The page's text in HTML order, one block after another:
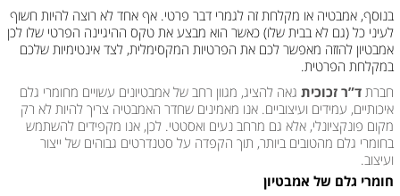
בנוסף, אמבטיה או מקלחת זה לגמרי דבר פרטי. אף אחד לא רוצה להיות חשוף
לעיני כל (גם לא בבית שלו) כאשר הוא מבצע את טקס ההיגיינה הפרטי שלו לכן
אמבטיון להזזה מאפשר לכם את הפרטיות המקסימלית, לצד אינטימיות שלכם
במקלחת הפרטית.
חברת ד”ר זכוכיתגאה להציג, מגוון רחב של אמבטיונים עשויים מחומרי גלם
איכותיים, עמידים ועיצוביים. אנו מאמינים שחדר האמבטיה צריך להיות לא רק
מקום פונקציונלי, אלא גם מרחב נעים ואסטטי. לכן, אנו מקפידים להשתמש
בחומרי גלם מהטובים ביותר, תוך הקפדה על סטנדרטים גבוהים של ייצור
ועיצוב.
חומרי גלם של אמבטיון